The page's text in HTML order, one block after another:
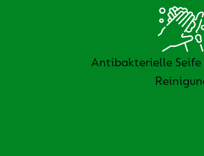
Antibakterielle Seife